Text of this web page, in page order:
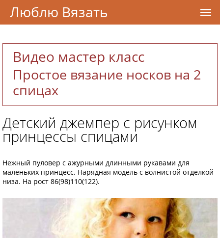
Видео мастер класс
Простое вязание носков на 2
спицах
Детский джемпер с рисунком
принцессы спицами
Нежный пуловер с ажурными длинными рукавами для
маленьких принцесс. Нарядная модель с волнистой отделкой
низа. На рост 86(98)110(122).
Люблю Вязать